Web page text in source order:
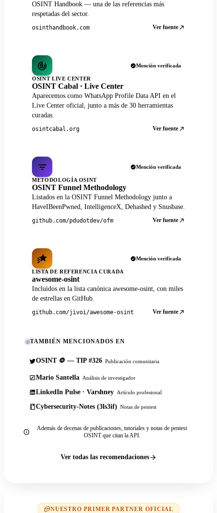
OSINT Handbook — una de las referencias más
respetadas del sector.
osinthandbook.com Ver fuente
Mención verificada
OSINT LIVE CENTER
OSINT Cabal · Live Center
Aparecemos como WhatsApp Profile Data API en el
Live Center oficial, junto a más de 30 herramientas
curadas.
osintcabal.org Ver fuente
Mención verificada
METODOLOGÍA OSINT
OSINT Funnel Methodology
Listados en la OSINT Funnel Methodology junto a
HaveIBeenPwned, IntelligenceX, Dehashed y Snusbase.
github.com/pdudotdev/ofm Ver fuente
Mención verificada
LISTA DE REFERENCIA CURADA
awesome-osint
Incluidos en la lista canónica awesome-osint, con miles
de estrellas en GitHub.
github.com/jivoi/awesome-osint Ver fuente
TAMBIÉN MENCIONADOS EN
OSINT 🪙 — TIP #326 Publicación comunitaria
Mario Santella Análisis de investigador
LinkedIn Pulse · Varshney Artículo profesional
Cybersecurity-Notes (3ls3if) Notas de pentest
Además de decenas de publicaciones, tutoriales y notas de pentest
OSINT que citan la API.
Ver todas las recomendaciones
NUESTRO PRIMER PARTNER OFICIAL